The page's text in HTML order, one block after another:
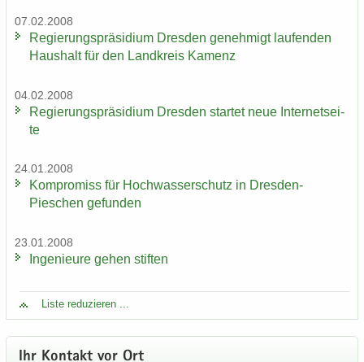
07.02.2008
Re­gie­rungs­prä­si­di­um Dres­den ge­neh­migt lau­fen­den
Haus­halt für den Land­kreis Ka­menz
04.02.2008
Re­gie­rungs­prä­si­di­um Dres­den star­tet neue In­ter­net­sei­
te
24.01.2008
Kom­pro­miss für Hoch­was­ser­schutz in Dresden-​
Pieschen ge­fun­den
23.01.2008
In­ge­nieu­re gehen stif­ten
Liste re­du­zie­ren ...
Ihr Kon­takt vor Ort